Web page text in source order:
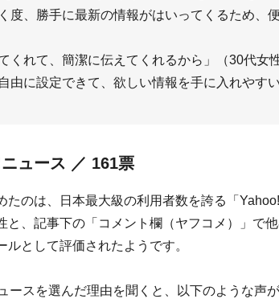
度、勝手に最新の情報がはいってくるため、
くれて、簡潔に伝えてくれるから」（30代女
由に設定できて、欲しい情報を手に入れやす
ュース ／ 161票
たのは、日本最大級の利用者数を誇る「
と、記事下の「コメント欄（ヤフコメ）」で
ルとして評価されたようです。
ースを選んだ理由を聞くと、以下のような声